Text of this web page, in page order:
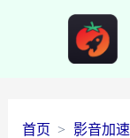
首页
影音加速